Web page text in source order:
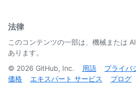
法律
このコンテンツの一部は、機械または
あります。
© 2026 GitHub, Inc. 用語 プライバ
価格
エキスパート サービス ブログ